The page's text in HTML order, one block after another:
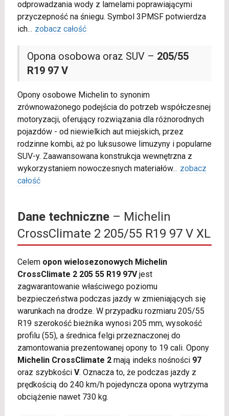
odprowadzania wody z lamelami poprawiającymi
przyczepność na śniegu. Symbol 3PMSF potwierdza
ich... zobacz całość
Opona osobowa oraz SUV – 205/55
R19 97 V
Opony osobowe Michelin to synonim
zrównoważonego podejścia do potrzeb współczesnej
motoryzacji, oferujący rozwiązania dla różnorodnych
pojazdów - od niewielkich aut miejskich, przez
rodzinne kombi, aż po luksusowe limuzyny i popularne
SUV-y. Zaawansowana konstrukcja wewnętrzna z
wykorzystaniem nowoczesnych materiałów... zobacz
całość
Dane techniczne– Michelin
CrossClimate 2 205/55 R19 97 V XL
Celem opon wielosezonowych Michelin
CrossClimate 2 205 55 R19 97Vjest
zagwarantowanie właściwego poziomu
bezpieczeństwa podczas jazdy w zmieniających się
warunkach na drodze. W przypadku rozmiaru 205/55
R19 szerokość bieżnika wynosi 205 mm, wysokość
profilu (55), a średnica felgi przeznaczonej do
zamontowania prezentowanej opony to 19 cali. Opony
Michelin CrossClimate 2mają indeks nośności 97
oraz szybkości V. Oznacza to, że podczas jazdy z
prędkością do 240 km/h pojedyncza opona wytrzyma
obciążenie nawet 730 kg.